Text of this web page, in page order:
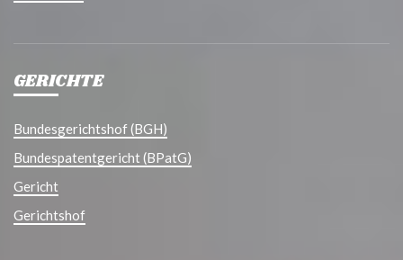
GERICHTE
Bundesgerichtshof (BGH)
Bundespatentgericht (BPatG)
Gericht
Gerichtshof